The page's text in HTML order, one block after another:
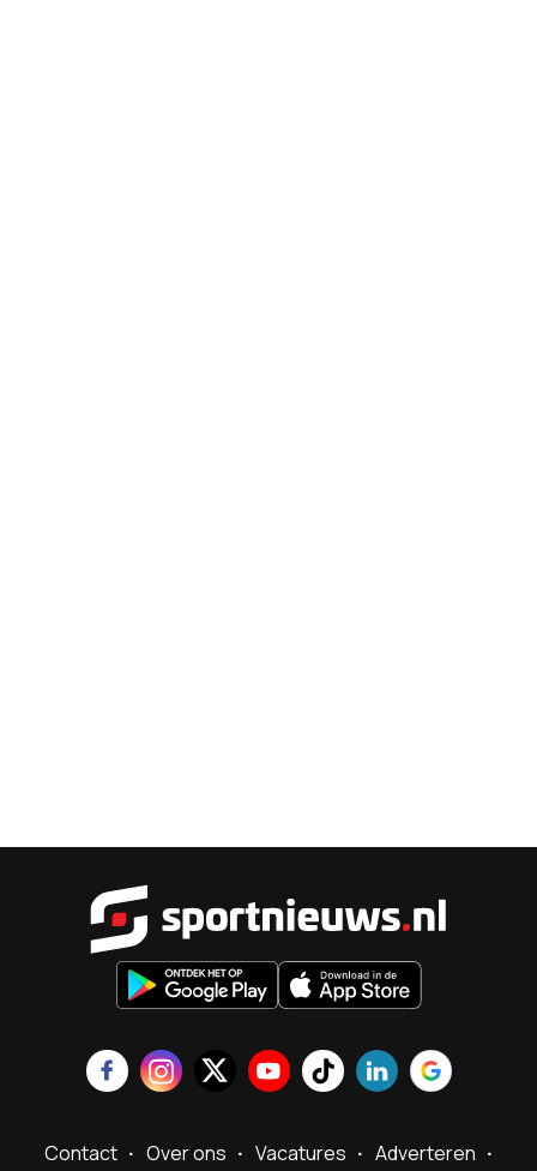
Contact Over ons Vacatures Adverteren